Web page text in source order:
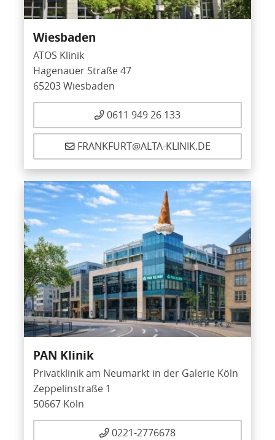
Wiesbaden
ATOS Klinik
Hagenauer Straße 47
65203 Wiesbaden
0611 949 26 133
FRANKFURT@ALTA-KLINIK.DE
PAN Klinik
Privatklinik am Neumarkt in der Galerie Köln
Zeppelinstraße 1
50667 Köln
0221-2776678